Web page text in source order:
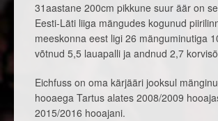
31aastane 200cm pikkune suur äär on
Eesti-Läti liiga mängudes kogunud
meeskonna eest ligi 26 mänguminutiga
võtnud 5,5 lauapalli ja andnud 2,7
Eichfuss on oma kärjääri jooksul
hooaega Tartus alates 2008/2009
2015/2016 hooajani.